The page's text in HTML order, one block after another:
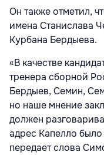
Он также отметил,
имена Станислава
Курбана Бердыева.
«В качестве
тренера сборной
Бердыев, Семин,
но наше мнение
должен
адрес Капелло
передает слова